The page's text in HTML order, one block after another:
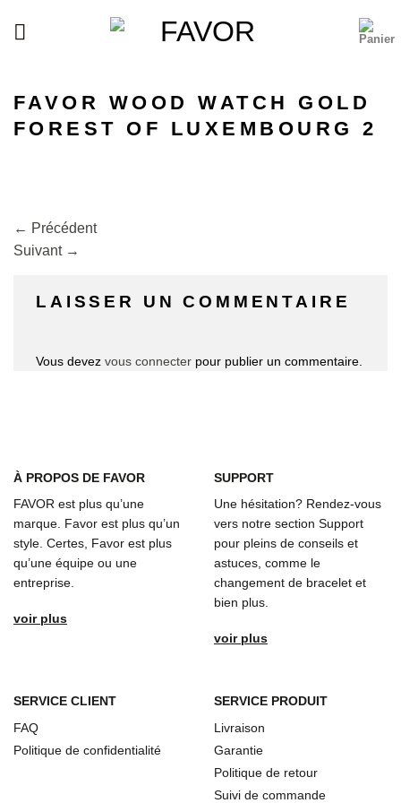
FAVOR WOOD WATCH GOLD
FOREST OF LUXEMBOURG 2
← Précédent
Suivant →
LAISSER UN COMMENTAIRE
Vous devez vous connecter pour publier un commentaire.
À PROPOS DE FAVOR
FAVOR est plus qu’une
marque. Favor est plus qu’un
style. Certes, Favor est plus
qu’une équipe ou une
entreprise.
voir plus
SUPPORT
Une hésitation? Rendez-vous
vers notre section Support
pour pleins de conseils et
astuces, comme le
changement de bracelet et
bien plus.
voir plus
SERVICE CLIENT
FAQ
Politique de confidentialité
SERVICE PRODUIT
Livraison
Garantie
Politique de retour
Suivi de commande